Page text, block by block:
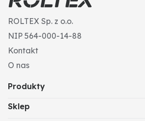
ROLTEX Sp. z o.o.
NIP 564-000-14-88
Kontakt
O nas
Produkty
Sklep